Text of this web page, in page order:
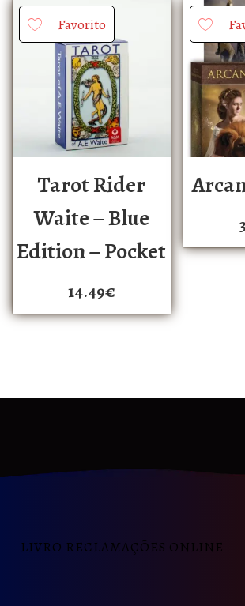
Favorito
Tarot Rider
Waite – Blue
Edition – Pocket
14.49€
LIVRO RECLAMAÇÕES ONLINE